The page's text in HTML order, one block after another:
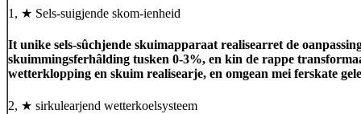
1, ★ Sels-suigjende skom-ienheid
It unike sels-sûchjende skuimapparaat realisearret de
skuimmingsferhâlding tusken 0-3%, en kin de rappe
wetterklopping en skuim realisearje, en omgean mei ferskate
2, ★ sirkulearjend wetterkoelsysteem